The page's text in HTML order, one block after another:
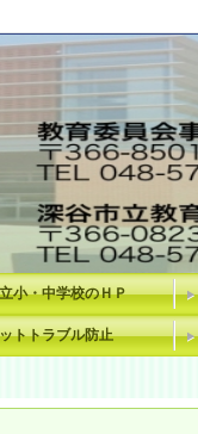
更等
小・中学校のＨＰ
トトラブル防止